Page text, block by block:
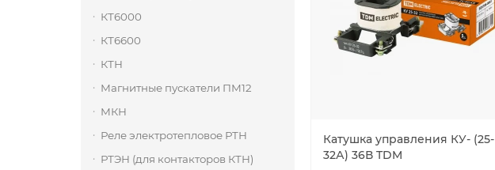
КТ6000
КТ6600
КТН
Магнитные пускатели ПМ12
МКН
Реле электротепловое РТН
РТЭН (для контакторов КТН)
Катушка управления КУ- (25-
32А) 36В TDM